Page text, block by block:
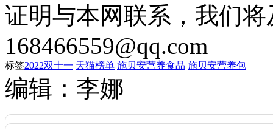
证明与本网联系，我们
168466559@qq.com
标签2022双十一 天猫榜单 施贝安营养食品 施贝安营养包
编辑：李娜